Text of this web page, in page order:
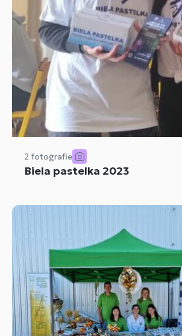
2 fotografie
Biela pastelka 2023